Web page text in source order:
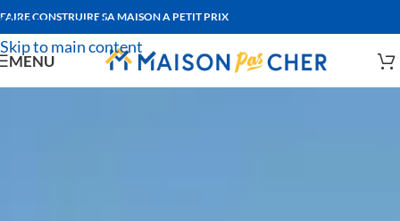
Skip to navigation
Skip to main content
FAIRE CONSTRUIRE SA MAISON A PETIT PRIX
MENU